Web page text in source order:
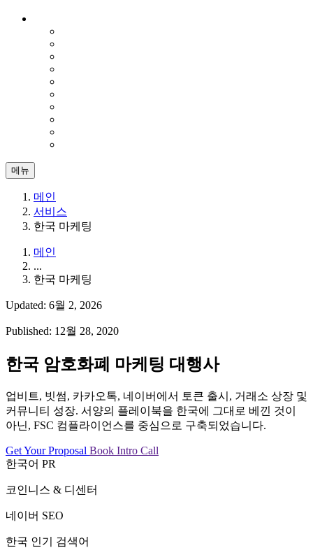
메뉴
메인
서비스
한국 마케팅
메인
...
한국 마케팅
Updated: 6월 2, 2026
Published: 12월 28, 2020
한국 암호화폐 마케팅 대행사
업비트, 빗썸, 카카오톡, 네이버에서 토큰 출시, 거래소 상장 및
커뮤니티 성장. 서양의 플레이북을 한국에 그대로 베낀 것이
아닌, FSC 컴플라이언스를 중심으로 구축되었습니다.
Get Your Proposal Book Intro Call
한국어 PR
코인니스 & 디센터
네이버 SEO
한국 인기 검색어